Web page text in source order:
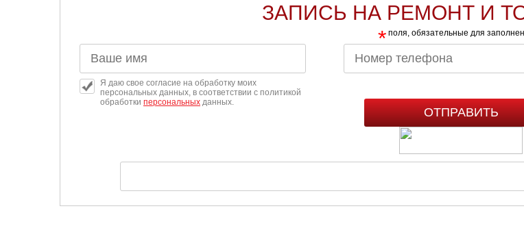
ЗАПИСЬ НА РЕМОНТ И ТО
* поля, обязательные для
Я даю свое согласие на обработку моих
персональных данных, в соответствии с политикой
обработки персональных данных.